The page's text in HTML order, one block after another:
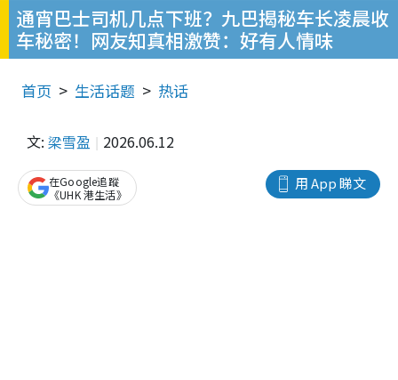
通宵巴士司机几点下班？九巴揭秘车长凌晨收
车秘密！网友知真相激赞：好有人情味
首页 生活话题 热话
文: 梁雪盈 2026.06.12
用 App 睇文
在Google追蹤
《UHK 港生活》